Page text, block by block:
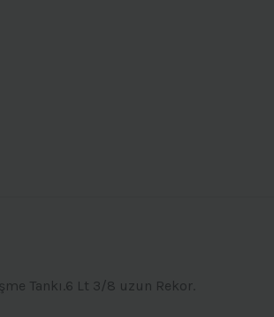
Tankı.6 Lt 3/8 uzun Rekor.